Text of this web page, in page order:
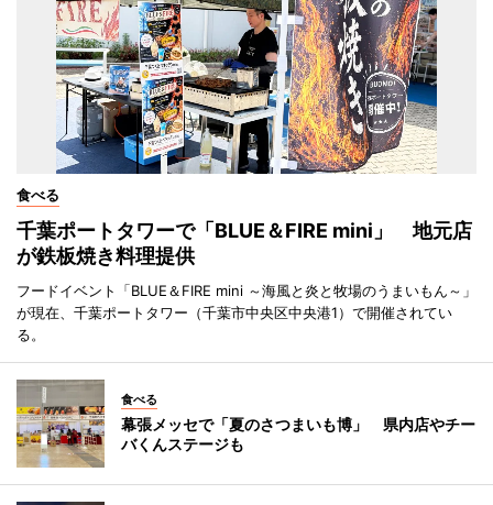
食べる
千葉ポートタワーで「BLUE＆FIRE mini」 地元店
が鉄板焼き料理提供
フードイベント「BLUE＆FIRE mini ～海風と炎と牧場のうまいもん～」
が現在、千葉ポートタワー（千葉市中央区中央港1）で開催されてい
る。
食べる
幕張メッセで「夏のさつまいも博」 県内店やチー
バくんステージも